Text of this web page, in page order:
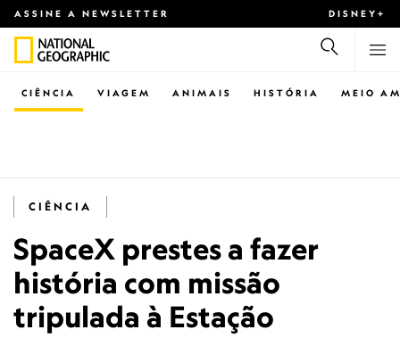
ASSINE A NEWSLETTER DISNEY+
CIÊNCIA VIAGEM ANIMAIS HISTÓRIA MEIO
CIÊNCIA
SpaceX prestes a fazer
história com missão
tripulada à Estação